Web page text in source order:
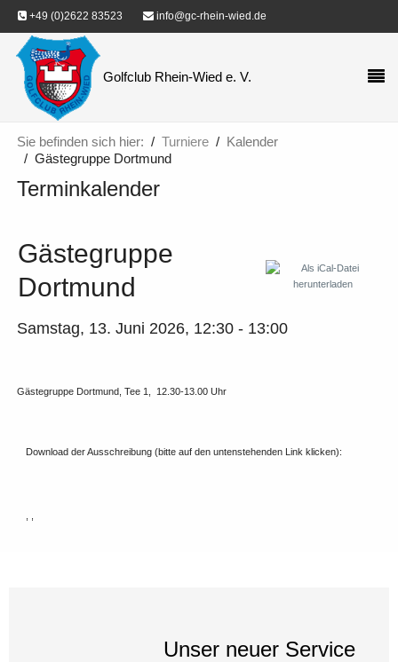
+49 (0)2622 83523 info@gc-rhein-wied.de
Golfclub Rhein-Wied e. V.
Sie befinden sich hier: Turniere
Kalender
Gästegruppe Dortmund
Terminkalender
Gästegruppe
Dortmund
Samstag, 13. Juni 2026, 12:30 - 13:00
Gästegruppe Dortmund, Tee 1, 12.30-13.00 Uhr
Download der Ausschreibung (bitte auf den untenstehenden Link klicken):
, ,
Unser neuer Service